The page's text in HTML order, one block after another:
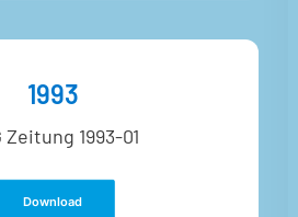
1993
Zeitung 1993-01
Download